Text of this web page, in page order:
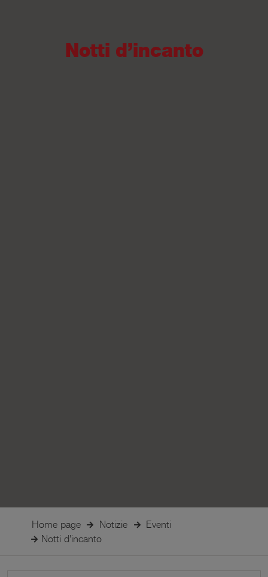
Notti d’incanto
Home page Notizie
Eventi
Notti d'incanto